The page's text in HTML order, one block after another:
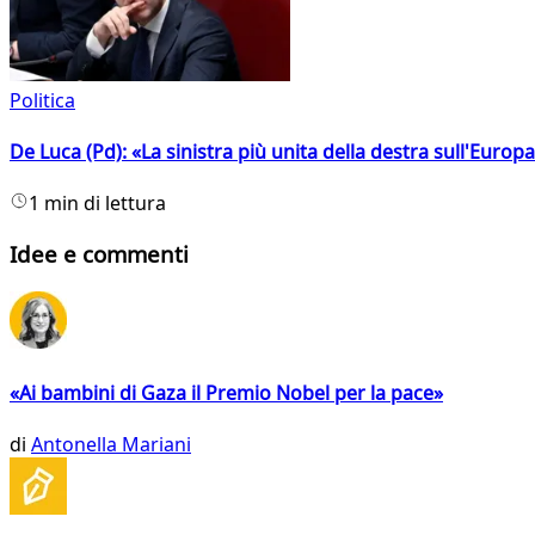
Politica
De Luca (Pd): «La sinistra più unita della destra
1 min di lettura
Idee e commenti
«Ai bambini di Gaza il Premio Nobel per la pace»
di Antonella Mariani